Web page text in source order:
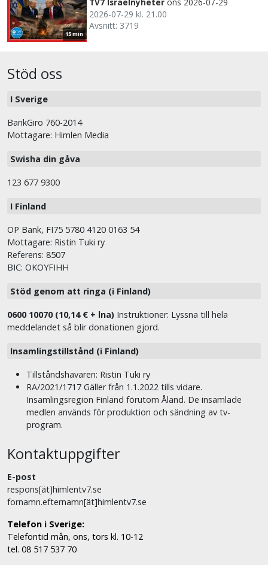
15 min
TV7 Israelnyheter ons 2026-07-29
2026-07-29 kl. 21.00
Avsnitt: 3719
Stöd oss
I Sverige
BankGiro 760-2014
Mottagare: Himlen Media
Swisha din gåva
123 677 9300
I Finland
OP Bank, FI75 5780 4120 0163 54
Mottagare: Ristin Tuki ry
Referens: 8507
BIC: OKOYFIHH
Stöd genom att ringa (i Finland)
0600 10070 (10,14 € + lna) Instruktioner: Lyssna till hela
meddelandet så blir donationen gjord.
Insamlingstillstånd (i Finland)
Tillståndshavaren: Ristin Tuki ry
RA/2021/1717 Gäller från 1.1.2022 tills vidare.
Insamlingsregion Finland förutom Åland. De insamlade
medlen används för produktion och sändning av tv-
program.
Kontaktuppgifter
E-post
respons[ät]himlentv7.se
fornamn.efternamn[ät]himlentv7.se
Telefon i Sverige:
Telefontid mån, ons, tors kl. 10-12
tel. 08 517 537 70